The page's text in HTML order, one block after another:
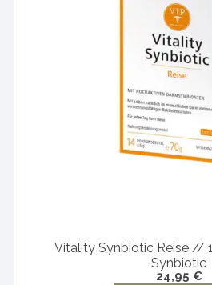
Vitality Synbiotic Reise //
Synbiotic
24,95 €